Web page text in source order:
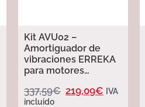
Kit AVU02 –
Amortiguador de
vibraciones ERREKA
para motores
337,59€ 219,09€ IVA
incluido